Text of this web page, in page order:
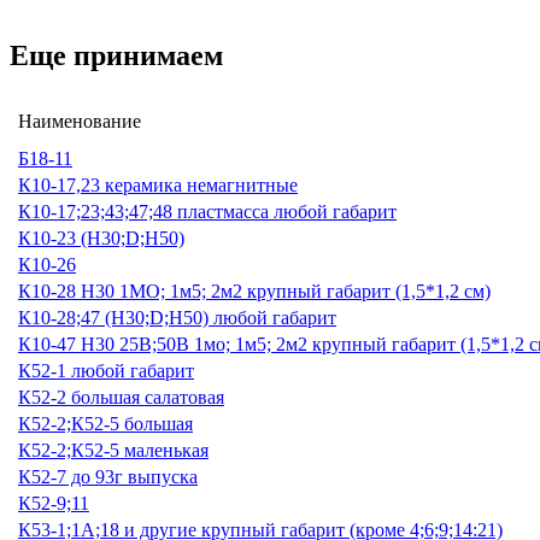
Еще принимаем
Наименование
Б18-11
К10-17,23 керамика немагнитные
К10-17;23;43;47;48 пластмасса любой габарит
К10-23 (Н30;D;Н50)
К10-26
К10-28 Н30 1МО; 1м5; 2м2 крупный габарит (1,5*1,2 см)
К10-28;47 (Н30;D;Н50) любой габарит
К10-47 Н30 25В;50В 1мо; 1м5; 2м2 крупный габарит (1,5*1,2
К52-1 любой габарит
К52-2 большая салатовая
К52-2;К52-5 большая
К52-2;К52-5 маленькая
К52-7 до 93г выпуска
К52-9;11
К53-1;1А;18 и другие крупный габарит (кроме 4;6;9;14:21)